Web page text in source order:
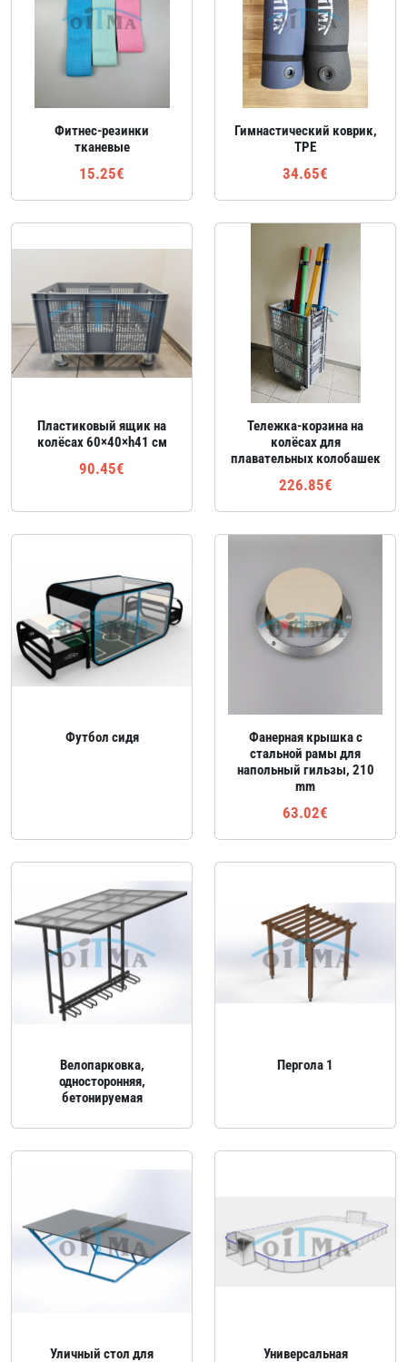
Фитнес-резинки
тканевые
15.25€
Гимнастический коврик,
TPE
34.65€
Пластиковый ящик на
колёсах 60×40×h41 см
90.45€
Тележка‑корзина на
колёсах для
плавательных колобашек
226.85€
Футбол сидя
Фанерная крышка с
стальной рамы для
напольный гильзы, 210
mm
63.02€
Велопарковка,
односторонняя,
бетонируемая
Пергола 1
Уличный стол для Универсальная